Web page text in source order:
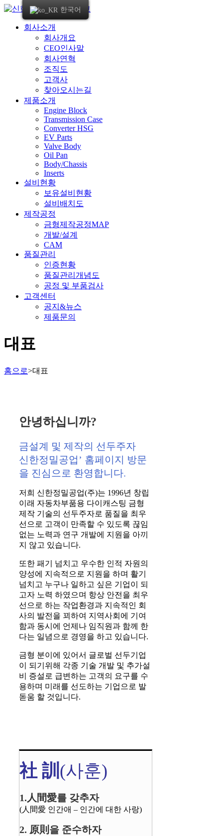
콘
회사소개
회사개요
CEO인사말
회사연혁
조직도
고객사
찾아오시는길
제품소개
Engine Block
Transmission Case
Converter HSG
EV Parts
Valve Body
Oil Pan
Body/Chassis
Inserts
설비현황
보유설비현황
설비배치도
제작공정
금형제작공정MAP
개발/설계
CAM
품질관리
인증현황
품질관리개념도
공정 및 부품검사
고객센터
공지&뉴스
제품문의
대표
홈으로>대표
안녕하십니까?
금설계 및 제작의 선두주자
신한정밀공업’ 홈페이지 방문
을 진심으로 환영합니다.
저희 신한정밀공업(주)는 1996년 창립
이래 자동차부품용 다이캐스팅 금형
제작 기술의 선두주자로 품질을 최우
선으로 고객이 만족할 수 있도록 끊임
없는 노력과 연구 개발에 지원을 아끼
지 않고 있습니다.
또한 패기 넘치고 우수한 인적 자원의
양성에 지속적으로 지원을 하며 활기
넘치고 누구나 일하고 싶은 기업이 되
고자 노력 하였으며 항상 안전을 최우
선으로 하는 작업환경과 지속적인 회
사의 발전을 꾀하여 지역사회에 기여
함과 동시에 언제나 임직원과 함께 한
다는 일념으로 경영을 하고 있습니다.
금형 분이에 있어서 글로벌 선두기업
이 되기위해 각종 기술 개발 및 추가설
비 증설로 급변하는 고객의 요구를 수
용하며 미래를 선도하는 기업으로 발
돋움 할 것입니다.
社 訓 (사훈)
1.人間愛를 갖추자
(人間愛 인간애 – 인간에 대한 사랑)
2. 原則을 준수하자
한국어